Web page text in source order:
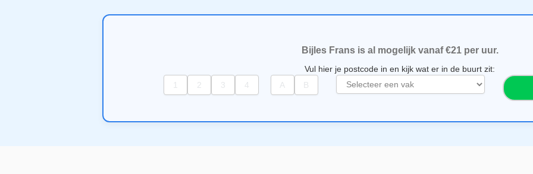
Bijles Frans is al mogelijk vanaf €21 per uur.
Vul hier je postcode in en kijk wat er in de buurt zit:
e